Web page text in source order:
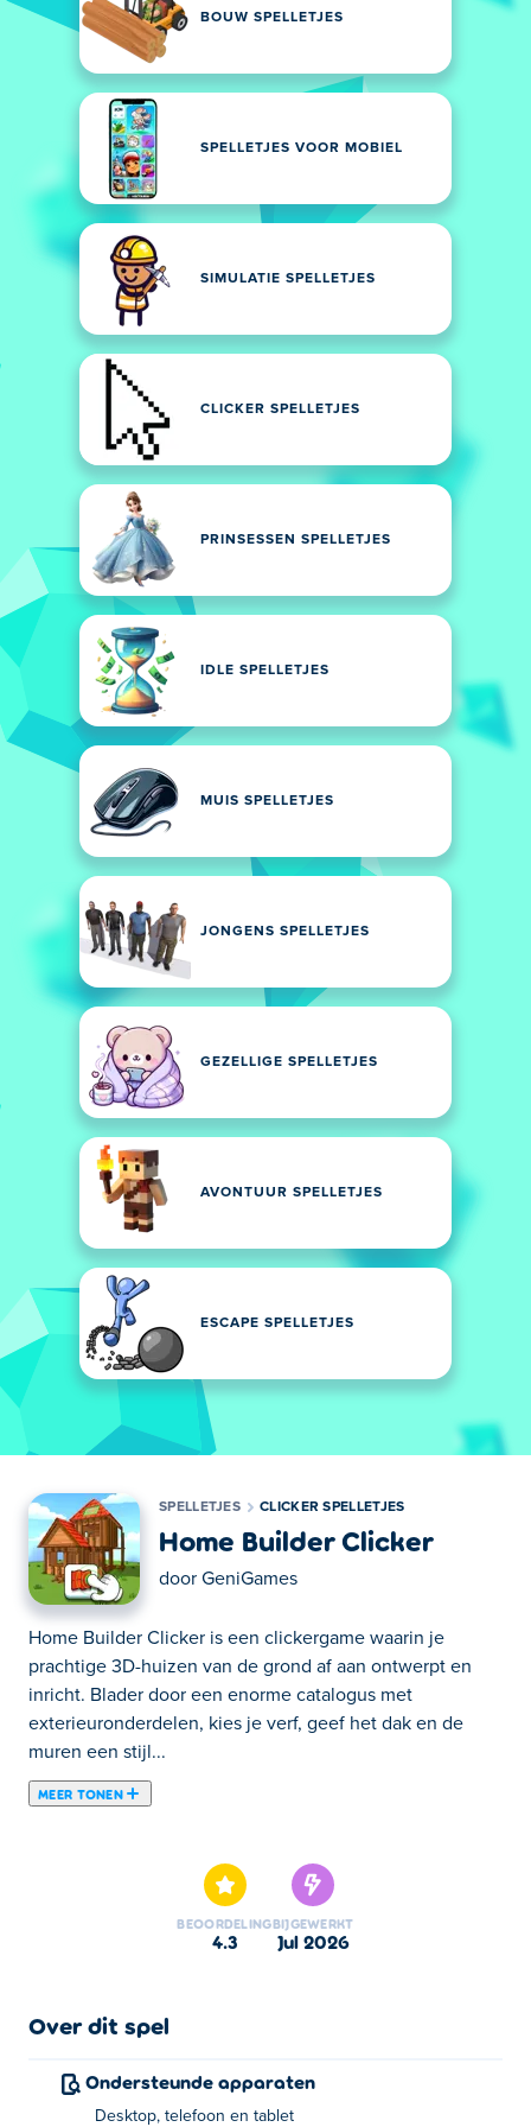
BOUW SPELLETJES
SPELLETJES VOOR MOBIEL
SIMULATIE SPELLETJES
CLICKER SPELLETJES
PRINSESSEN SPELLETJES
IDLE SPELLETJES
MUIS SPELLETJES
JONGENS SPELLETJES
GEZELLIGE SPELLETJES
AVONTUUR SPELLETJES
ESCAPE SPELLETJES
SPELLETJES CLICKER SPELLETJES
Home Builder Clicker
door GeniGames
Home Builder Clicker is een clickergame waarin je
prachtige 3D-huizen van de grond af aan ontwerpt en
inricht. Blader door een enorme catalogus met
exterieuronderdelen, kies je verf, geef het dak en de
muren een stijl...
MEER TONEN
inricht. Blader door een enorme catalogus met
exterieuronderdelen, kies je verf, geef het dak en de
muren een stijl en leg de tuin aan tot elk detail perfect is.
worden. Of je nu gaat voor een knus huisje of een
Hoe speel je Home Builder Clicker?
BEOORDELING
4.3
BIJGEWERKT
jul 2026
Over dit spel
Ondersteunde apparaten
Desktop, telefoon en tablet